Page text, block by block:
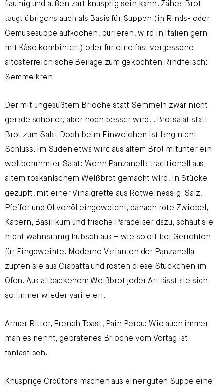
flaumig und außen zart knusprig sein kann. Zähes Brot
taugt übrigens auch als Basis für Suppen (in Rinds- oder
Gemüsesuppe aufkochen, pürieren, wird in Italien gern
mit Käse kombiniert) oder für eine fast vergessene
altösterreichische Beilage zum gekochten Rindfleisch:
Semmelkren.
Der mit ungesüßtem Brioche statt Semmeln zwar nicht
gerade schöner, aber noch besser wird. . Brotsalat statt
Brot zum Salat Doch beim Einweichen ist lang nicht
Schluss. Im Süden etwa wird aus altem Brot mitunter ein
weltberühmter Salat: Wenn Panzanella traditionell aus
altem toskanischem Weißbrot gemacht wird, in Stücke
gezupft, mit einer Vinaigrette aus Rotweinessig, Salz,
Pfeffer und Olivenöl eingeweicht, danach rote Zwiebel,
Kapern, Basilikum und frische Paradeiser dazu, schaut sie
nicht wahnsinnig hübsch aus – wie so oft bei Gerichten
für Eingeweihte. Moderne Varianten der Panzanella
zupfen sie aus Ciabatta und rösten diese Stückchen im
Ofen. Aus altbackenem Weißbrot jeder Art lässt sie sich
so immer wieder variieren.
Armer Ritter, French Toast, Pain Perdu: Wie auch immer
man es nennt, gebratenes Brioche vom Vortag ist
fantastisch.
Knusprige Croûtons machen aus einer guten Suppe eine